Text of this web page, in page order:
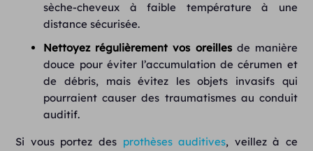
sèche-cheveux à faible température à une
distance sécurisée.
Nettoyez régulièrement vos oreillesde manière
douce pour éviter l’accumulation de cérumen et
de débris, mais évitez les objets invasifs qui
pourraient causer des traumatismes au conduit
auditif.
Si vous portez des prothèses auditives, veillez à ce